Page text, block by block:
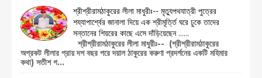
শ্রীশ্রীরামঠাকুরের লীলা মাধুরীঃ-- মৃত্যুপথযাত্রী পুত্রের
শয্যাপার্শ্বের জানালা দিয়ে এক শ্রীমূর্ত্তি ঘরে ঢুকে তাদের
সন্তানের শিয়রের কাছে এসে দাঁড়িয়েছেন ......
শ্রীশ্রীরামঠাকুরের লীলা মাধুরীঃ-- (শ্রীশ্রীরামঠাকুরের
অপ্রকট লীলার প্রায় দশ বছর পরে দয়াল ঠাকুরের করুণা প্রদর্শনের একটি মহিমার
কথা) সতীশ গ...